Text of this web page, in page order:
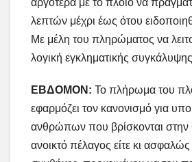
αργότερα με το πλοίο να
λεπτών μέχρι έως ότου
Με μέλη του πληρώματος να
λογική εγκληματικής
ΕΒΔΟΜΟΝ: Το πλήρωμα του
εφαρμόζει τον κανονισμό για
ανθρώπων που βρίσκονται στην
ανοικτό πέλαγος είτε κι ασφαλώς